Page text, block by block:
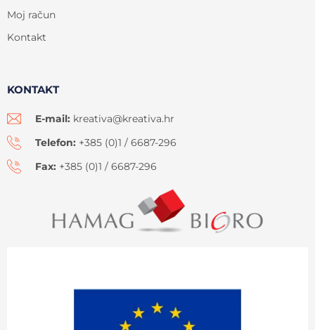
Moj račun
Kontakt
KONTAKT
E-mail: kreativa@kreativa.hr
Telefon: +385 (0)1 / 6687-296
Fax: +385 (0)1 / 6687-296